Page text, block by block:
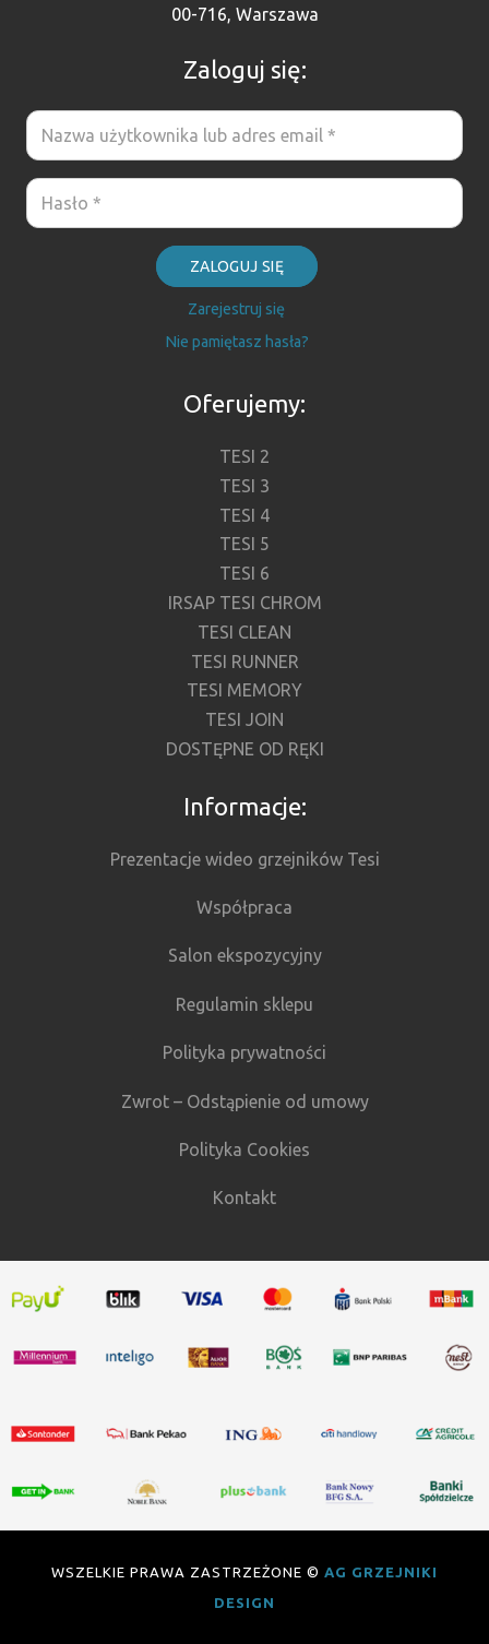
00-716, Warszawa
Zaloguj się:
ZALOGUJ SIĘ
Zarejestruj się
Nie pamiętasz hasła?
Oferujemy:
TESI 2
TESI 3
TESI 4
TESI 5
TESI 6
IRSAP TESI CHROM
TESI CLEAN
TESI RUNNER
TESI MEMORY
TESI JOIN
DOSTĘPNE OD RĘKI
Informacje:
Prezentacje wideo grzejników Tesi
Współpraca
Salon ekspozycyjny
Regulamin sklepu
Polityka prywatności
Zwrot – Odstąpienie od umowy
Polityka Cookies
Kontakt
WSZELKIE PRAWA ZASTRZEŻONE © AG GRZEJNIKI
DESIGN